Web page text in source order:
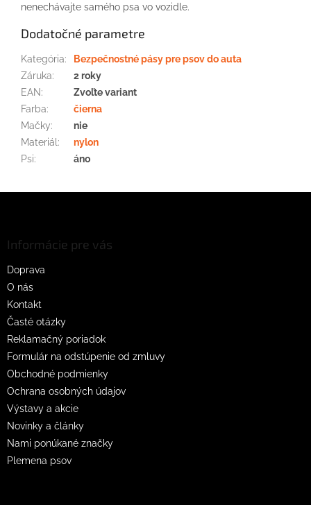
nenechávajte samého psa vo vozidle.
Dodatočné parametre
Kategória:
Bezpečnostné pásy pre psov do auta
Záruka:
2 roky
EAN:
Zvoľte variant
Farba:
čierna
Mačky:
nie
Materiál :
nylon
Psi: áno
Informácie pre vás
Doprava
O nás
Kontakt
Časté otázky
Reklamačný poriadok
Formulár na odstúpenie od zmluvy
Obchodné podmienky
Ochrana osobných údajov
Výstavy a akcie
Novinky a články
Nami ponúkané značky
Plemena psov